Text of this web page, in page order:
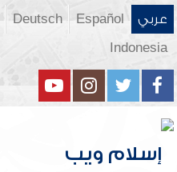
عربي Español
Deutsch
Indonesia